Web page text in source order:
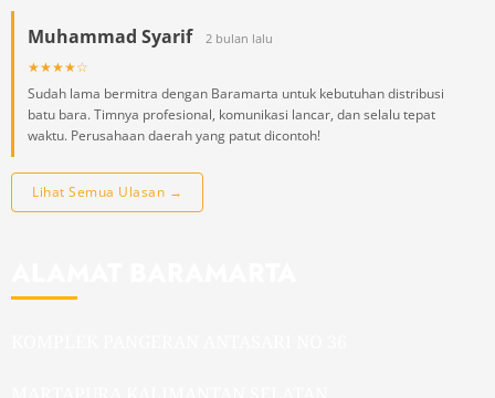
Muhammad Syarif 2 bulan lalu
★★★★☆
Sudah lama bermitra dengan Baramarta untuk kebutuhan distribusi
batu bara. Timnya profesional, komunikasi lancar, dan selalu tepat
waktu. Perusahaan daerah yang patut dicontoh!
Lihat Semua Ulasan →